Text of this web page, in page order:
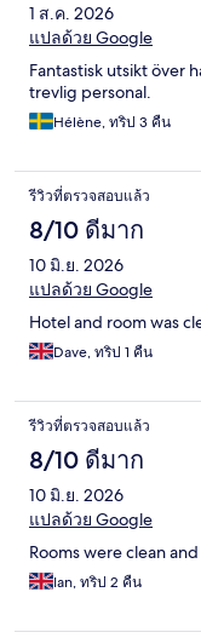
1 ส.ค. 2026
แปลด้วย Google
Fantastisk utsikt över
trevlig personal.
Hélène, ทริป 3 คืน
รีวิวที่ตรวจสอบแล้ว
8/10 ดีมาก
10 มิ.ย. 2026
แปลด้วย Google
Hotel and room was
Dave, ทริป 1 คืน
รีวิวที่ตรวจสอบแล้ว
8/10 ดีมาก
10 มิ.ย. 2026
แปลด้วย Google
Rooms were clean
Ian, ทริป 2 คืน